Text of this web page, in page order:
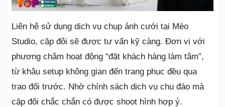
Liên hệ sử dụng dịch vụ chụp ảnh cưới tại Mèo
Studio, cặp đôi sẽ được tư vấn kỹ càng. Đơn vị với
phương châm hoạt động “đặt khách hàng làm tâm”,
từ khâu setup không gian đến trang phục đều qua
trao đổi trước. Nhờ chính sách dịch vụ chu đáo mà
cặp đôi chắc chắn có được shoot hình hợp ý.